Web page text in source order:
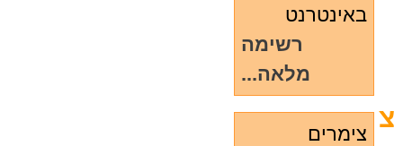
באינטרנט
רשימה
מלאה...
צ
צימרים